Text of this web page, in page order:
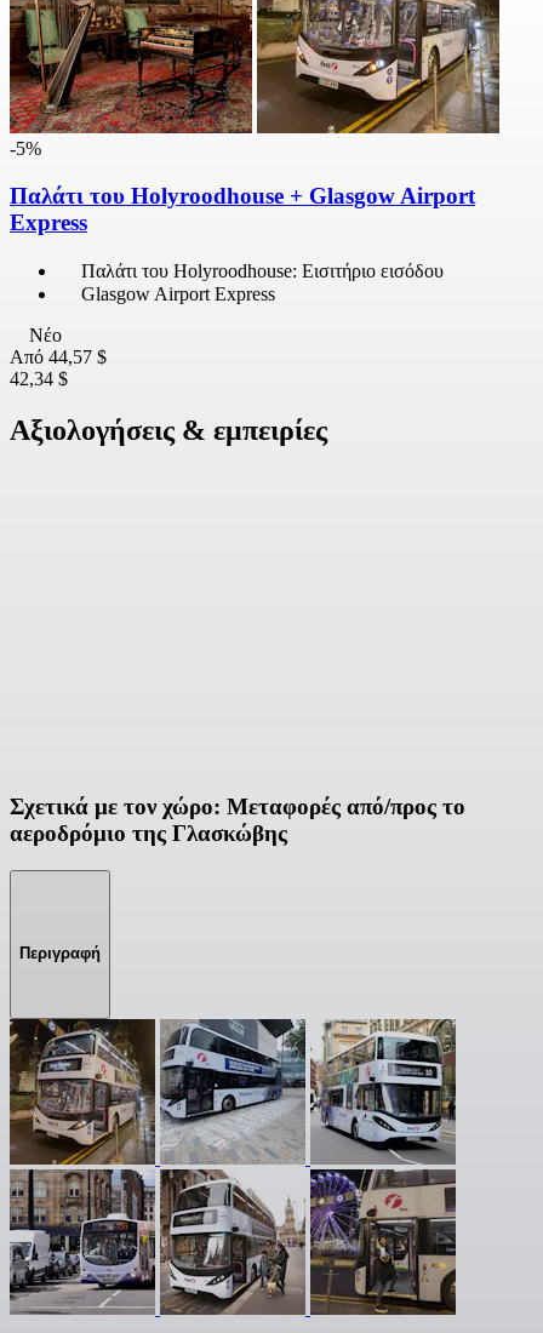
-5%
Παλάτι του Holyroodhouse + Glasgow Airport
Express
Παλάτι του Holyroodhouse: Εισιτήριο εισόδου
Glasgow Airport Express
Νέο
Από 44,57 $
42,34 $
Αξιολογήσεις & εμπειρίες
Σχετικά με τον χώρο: Μεταφορές από/προς το
αεροδρόμιο της Γλασκώβης
Περιγραφή